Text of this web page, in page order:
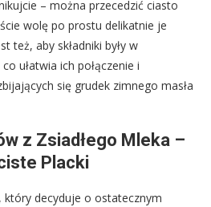
– można przecedzić ciasto
wolę po prostu delikatnie je
też, aby składniki były w
ułatwia ich połączenie i
się grudek zimnego masła
z Zsiadłego Mleka –
Placki
decyduje o ostatecznym